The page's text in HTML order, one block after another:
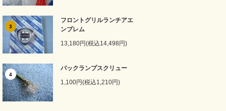
3
フロントグリルランチアエ
ンブレム
13,180円(税込14,498円)
4
バックランプスクリュー
1,100円(税込1,210円)